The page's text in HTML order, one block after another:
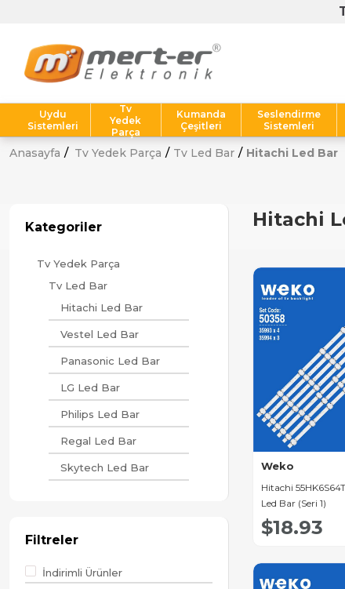
Uydu
Sistemleri
Tv
Yedek
Parça
Kumanda
Çeşitleri
Seslendirme
Sistemleri
Anasayfa Tv Yedek Parça Tv Led Bar Hitachi Led Bar
Kategoriler
Tv Yedek Parça
Tv Led Bar
Hitachi Led Bar
Vestel Led Bar
Panasonic Led Bar
LG Led Bar
Philips Led Bar
Regal Led Bar
Skytech Led Bar
Sunny Led Bar
Arçelik Led Bar
Filtreler
İndirimli Ürünler
Hitachi
Weko
Hitachi
Led Bar (Seri 1)
$18.93